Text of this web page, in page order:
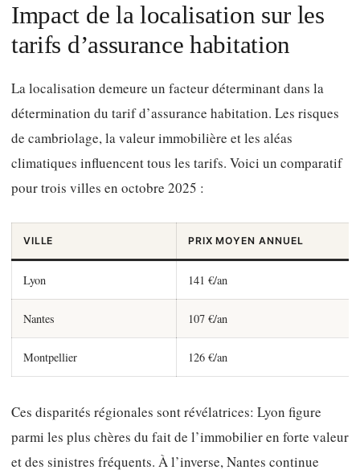
Impact de la localisation sur les
tarifs d’assurance habitation
La localisation demeure un facteur déterminant dans la
détermination du tarif d’assurance habitation. Les risques
de cambriolage, la valeur immobilière et les aléas
climatiques influencent tous les tarifs. Voici un comparatif
pour trois villes en octobre 2025 :
VILLE PRIX MOYEN ANNUEL
Lyon 141 €/an
Nantes 107 €/an
Montpellier 126 €/an
Ces disparités régionales sont révélatrices: Lyon figure
parmi les plus chères du fait de l’immobilier en forte valeur
et des sinistres fréquents. À l’inverse, Nantes continue